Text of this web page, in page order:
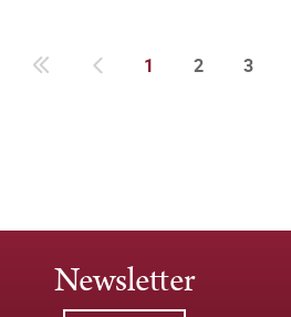
1 2 3
Newsletter